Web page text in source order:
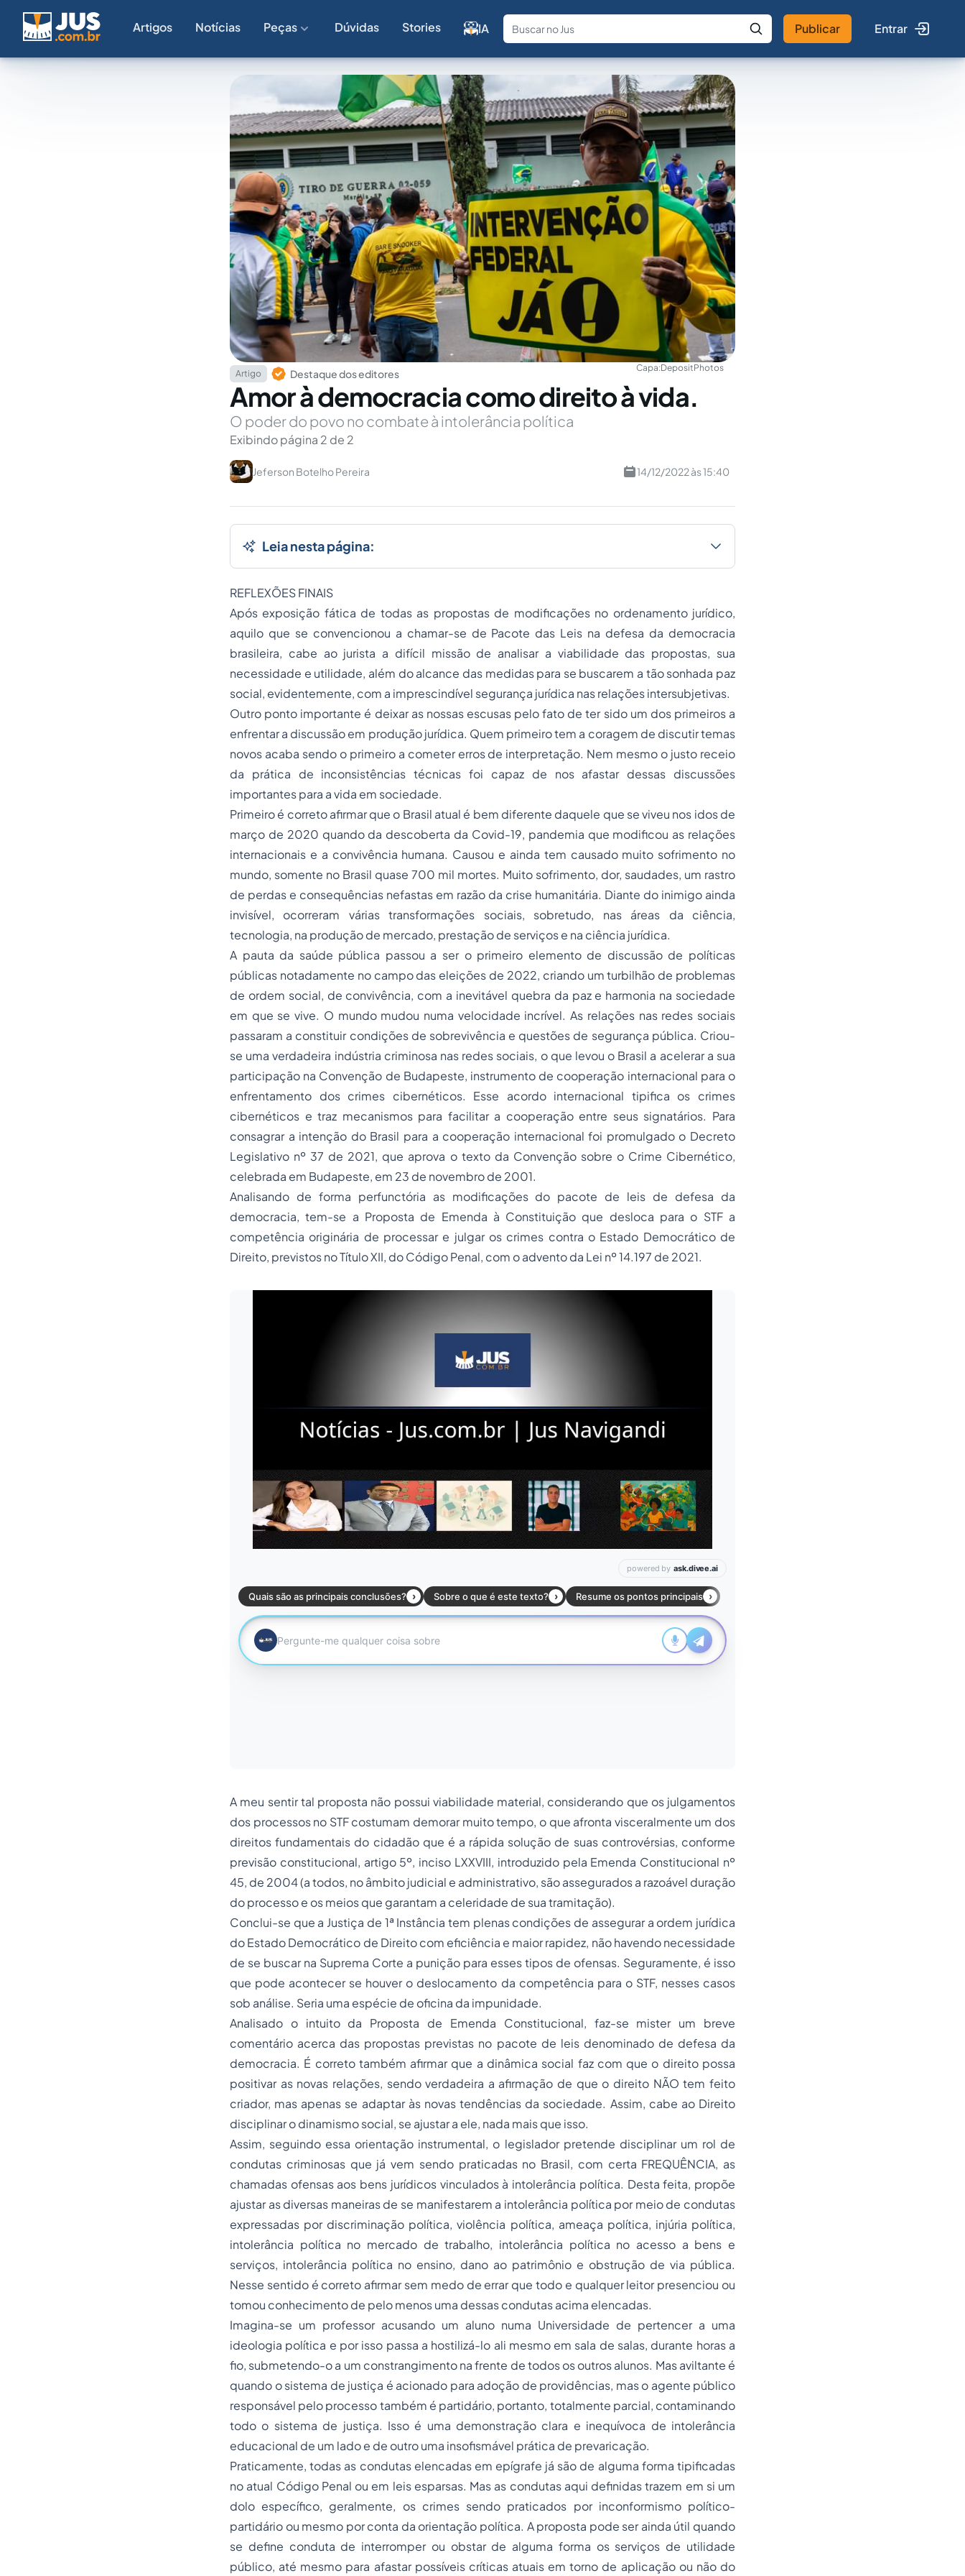
Artigos Notícias Peças Dúvidas Stories IA
Fale com a IA Buscar no Jus
Publicar Entrar
Capa:DepositPhotos
Artigo Destaque dos editores
Amor à democracia como direito à vida.
O poder do povo no combate à intolerância política
Exibindo página 2 de 2
Jeferson Botelho Pereira 14/12/2022 às 15:40
Leia nesta página:
REFLEXÕES FINAIS
Após exposição fática de todas as propostas de modificações no ordenamento jurídico,
aquilo que se convencionou a chamar-se de Pacote das Leis na defesa da democracia
brasileira, cabe ao jurista a difícil missão de analisar a viabilidade das propostas, sua
necessidade e utilidade, além do alcance das medidas para se buscarem a tão sonhada paz
social, evidentemente, com a imprescindível segurança jurídica nas relações intersubjetivas.
Outro ponto importante é deixar as nossas escusas pelo fato de ter sido um dos primeiros a
enfrentar a discussão em produção jurídica. Quem primeiro tem a coragem de discutir temas
novos acaba sendo o primeiro a cometer erros de interpretação. Nem mesmo o justo receio
da prática de inconsistências técnicas foi capaz de nos afastar dessas discussões
importantes para a vida em sociedade.
Primeiro é correto afirmar que o Brasil atual é bem diferente daquele que se viveu nos idos de
março de 2020 quando da descoberta da Covid-19, pandemia que modificou as relações
internacionais e a convivência humana. Causou e ainda tem causado muito sofrimento no
mundo, somente no Brasil quase 700 mil mortes. Muito sofrimento, dor, saudades, um rastro
de perdas e consequências nefastas em razão da crise humanitária. Diante do inimigo ainda
invisível, ocorreram várias transformações sociais, sobretudo, nas áreas da ciência,
tecnologia, na produção de mercado, prestação de serviços e na ciência jurídica.
A pauta da saúde pública passou a ser o primeiro elemento de discussão de políticas
públicas notadamente no campo das eleições de 2022, criando um turbilhão de problemas
de ordem social, de convivência, com a inevitável quebra da paz e harmonia na sociedade
em que se vive. O mundo mudou numa velocidade incrível. As relações nas redes sociais
passaram a constituir condições de sobrevivência e questões de segurança pública. Criou-
se uma verdadeira indústria criminosa nas redes sociais, o que levou o Brasil a acelerar a sua
participação na Convenção de Budapeste, instrumento de cooperação internacional para o
enfrentamento dos crimes cibernéticos. Esse acordo internacional tipifica os crimes
cibernéticos e traz mecanismos para facilitar a cooperação entre seus signatários. Para
consagrar a intenção do Brasil para a cooperação internacional foi promulgado o Decreto
Legislativo nº 37 de 2021, que aprova o texto da Convenção sobre o Crime Cibernético,
celebrada em Budapeste, em 23 de novembro de 2001.
Analisando de forma perfunctória as modificações do pacote de leis de defesa da
democracia, tem-se a Proposta de Emenda à Constituição que desloca para o STF a
competência originária de processar e julgar os crimes contra o Estado Democrático de
Direito, previstos no Título XII, do Código Penal, com o advento da Lei nº 14.197 de 2021.
A meu sentir tal proposta não possui viabilidade material, considerando que os julgamentos
dos processos no STF costumam demorar muito tempo, o que afronta visceralmente um dos
direitos fundamentais do cidadão que é a rápida solução de suas controvérsias, conforme
previsão constitucional, artigo 5º, inciso LXXVIII, introduzido pela Emenda Constitucional nº
45, de 2004 (a todos, no âmbito judicial e administrativo, são assegurados a razoável duração
do processo e os meios que garantam a celeridade de sua tramitação).
Conclui-se que a Justiça de 1ª Instância tem plenas condições de assegurar a ordem jurídica
do Estado Democrático de Direito com eficiência e maior rapidez, não havendo necessidade
de se buscar na Suprema Corte a punição para esses tipos de ofensas. Seguramente, é isso
que pode acontecer se houver o deslocamento da competência para o STF, nesses casos
sob análise. Seria uma espécie de oficina da impunidade.
Analisado o intuito da Proposta de Emenda Constitucional, faz-se mister um breve
comentário acerca das propostas previstas no pacote de leis denominado de defesa da
democracia. É correto também afirmar que a dinâmica social faz com que o direito possa
positivar as novas relações, sendo verdadeira a afirmação de que o direito NÃO tem feito
criador, mas apenas se adaptar às novas tendências da sociedade. Assim, cabe ao Direito
disciplinar o dinamismo social, se ajustar a ele, nada mais que isso.
Assim, seguindo essa orientação instrumental, o legislador pretende disciplinar um rol de
condutas criminosas que já vem sendo praticadas no Brasil, com certa FREQUÊNCIA, as
chamadas ofensas aos bens jurídicos vinculados à intolerância política. Desta feita, propõe
ajustar as diversas maneiras de se manifestarem a intolerância política por meio de condutas
expressadas por discriminação política, violência política, ameaça política, injúria política,
intolerância política no mercado de trabalho, intolerância política no acesso a bens e
serviços, intolerância política no ensino, dano ao patrimônio e obstrução de via pública.
Nesse sentido é correto afirmar sem medo de errar que todo e qualquer leitor presenciou ou
tomou conhecimento de pelo menos uma dessas condutas acima elencadas.
Imagina-se um professor acusando um aluno numa Universidade de pertencer a uma
ideologia política e por isso passa a hostilizá-lo ali mesmo em sala de salas, durante horas a
fio, submetendo-o a um constrangimento na frente de todos os outros alunos. Mas aviltante é
quando o sistema de justiça é acionado para adoção de providências, mas o agente público
responsável pelo processo também é partidário, portanto, totalmente parcial, contaminando
todo o sistema de justiça. Isso é uma demonstração clara e inequívoca de intolerância
educacional de um lado e de outro uma insofismável prática de prevaricação.
Praticamente, todas as condutas elencadas em epígrafe já são de alguma forma tipificadas
no atual Código Penal ou em leis esparsas. Mas as condutas aqui definidas trazem em si um
dolo específico, geralmente, os crimes sendo praticados por inconformismo político-
partidário ou mesmo por conta da orientação política. A proposta pode ser ainda útil quando
se define conduta de interromper ou obstar de alguma forma os serviços de utilidade
público, até mesmo para afastar possíveis críticas atuais em torno de aplicação ou não do